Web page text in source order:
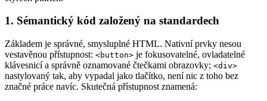
1. Sémantický kód založený na standardech
Základem je správné, smysluplné HTML. Nativní prvky nesou
vestavěnou přístupnost: <button> je fokusovatelné, ovladatelné
klávesnicí a správně oznamované čtečkami obrazovky; <div>
nastylovaný tak, aby vypadal jako tlačítko, není nic z toho bez
značné práce navíc. Skutečná přístupnost znamená: